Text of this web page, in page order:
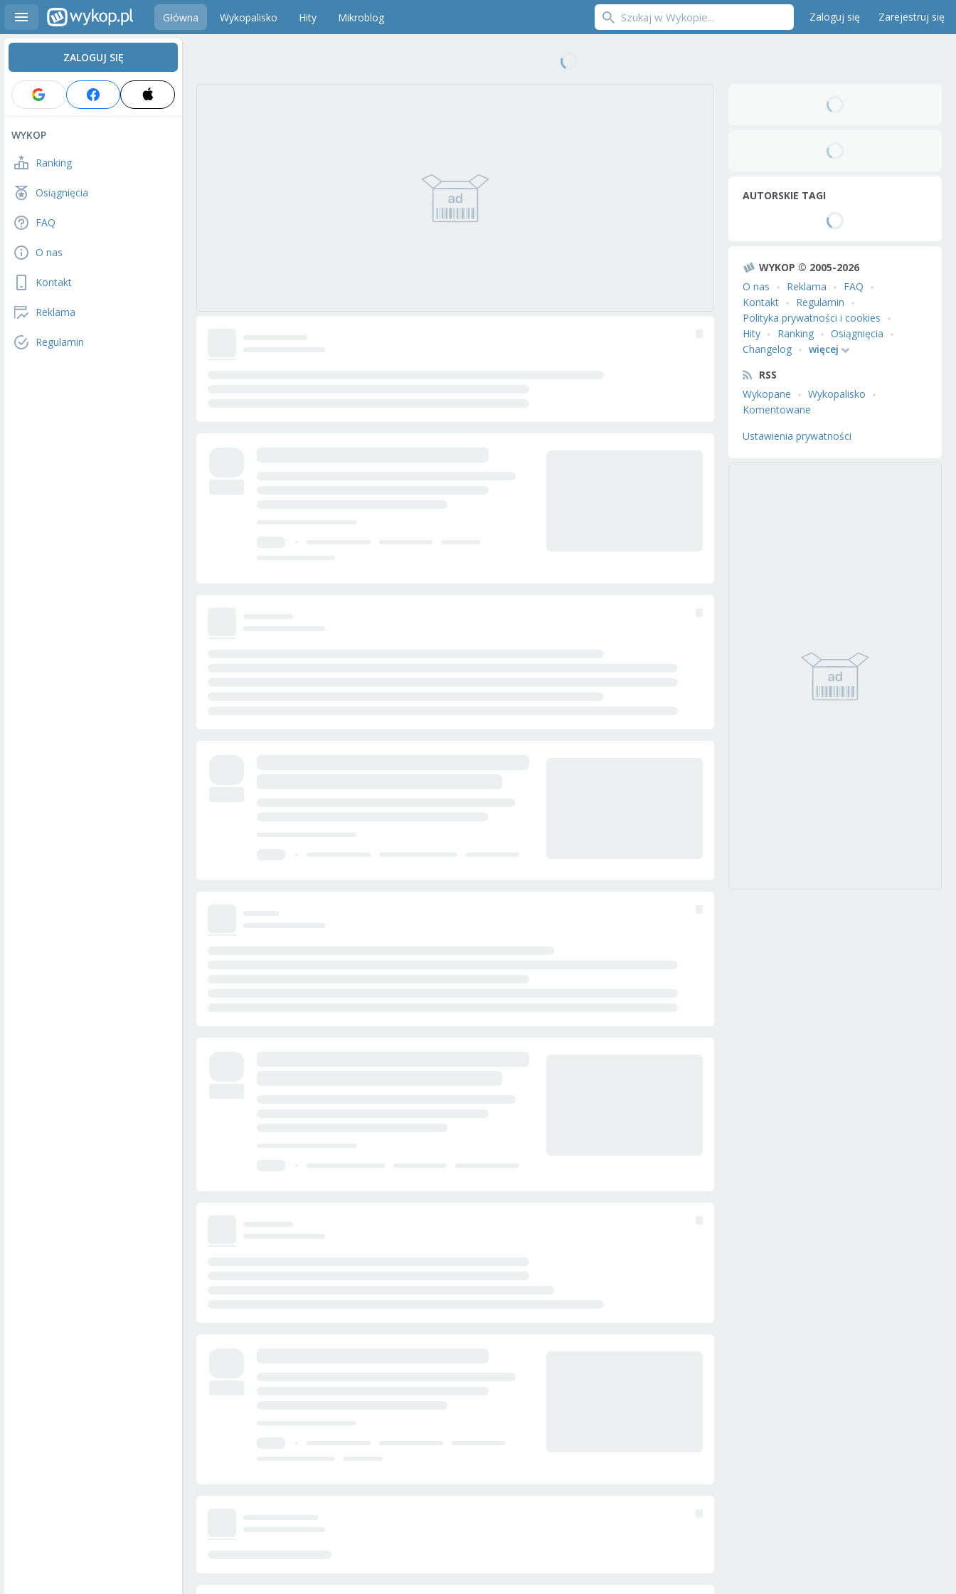
Główna Wykopalisko Hity Mikroblog Zaloguj się Zarejestruj się
ZALOGUJ SIĘ
WYKOP
Ranking
Osiągnięcia
FAQ
O nas
Kontakt
Reklama
Regulamin
AUTORSKIE TAGI
WYKOP © 2005-2026
O nas
Reklama
FAQ
Kontakt
Regulamin
Polityka prywatności i cookies
Hity
Ranking
Osiągnięcia
Changelog
więcej
RSS
Wykopane
Wykopalisko
Komentowane
Ustawienia prywatności